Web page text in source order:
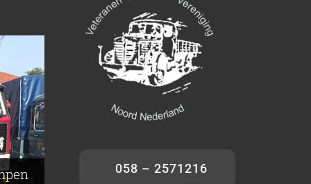
–
–
058 – 2571216